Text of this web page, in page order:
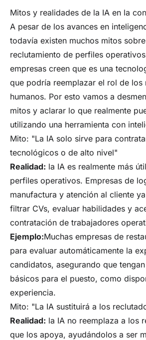
Mitos y realidades de la IA en la
A pesar de los avances en
todavía existen muchos mitos
reclutamiento de perfiles
empresas creen que es una
que podría reemplazar el rol de los
humanos. Por esto vamos a
mitos y aclarar lo que realmente
utilizando una herramienta con
Mito: "La IA solo sirve para
tecnológicos o de alto nivel"
Realidad: la IA es realmente más
perfiles operativos. Empresas de
manufactura y atención al cliente
filtrar CVs, evaluar habilidades y
contratación de trabajadores
Ejemplo:Muchas empresas de
para evaluar automáticamente la
candidatos, asegurando que
básicos para el puesto, como
experiencia.
Mito: "La IA sustituirá a los
Realidad: la IA no reemplaza a los
que los apoya, ayudándolos a ser